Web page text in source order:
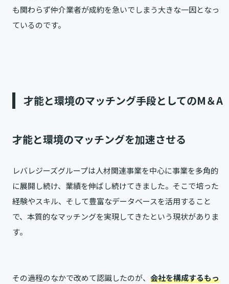
も関わらず仲介業者が成約を急いでしまう大きな一因となっ
ているのです。
才能と環境のマッチング手段としてのM＆A
才能と環境のマッチングを加速させる
レバレジーズグループは人材関連事業を中心に事業を多角的
に展開し続け、業績を伸ばし続けてきました。そこで培った
経験やスキル、そして豊富なデータベースを活用すること
で、本質的なマッチングを実現してきたという現状がありま
す。
その過程のなかで改めて認識したのが、 会社を構成するもっ